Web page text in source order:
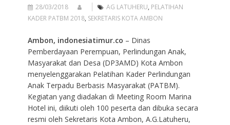
28/03/2018 AG LATUHERU, PELATIHAN
KADER PATBM 2018, SEKRETARIS KOTA AMBON
Ambon, indonesiatimur.co – Dinas
Pemberdayaan Perempuan, Perlindungan Anak,
Masyarakat dan Desa (DP3AMD) Kota Ambon
menyelenggarakan Pelatihan Kader Perlindungan
Anak Terpadu Berbasis Masyarakat (PATBM).
Kegiatan yang diadakan di Meeting Room Marina
Hotel ini, diikuti oleh 100 peserta dan dibuka secara
resmi oleh Sekretaris Kota Ambon, A.G.Latuheru,